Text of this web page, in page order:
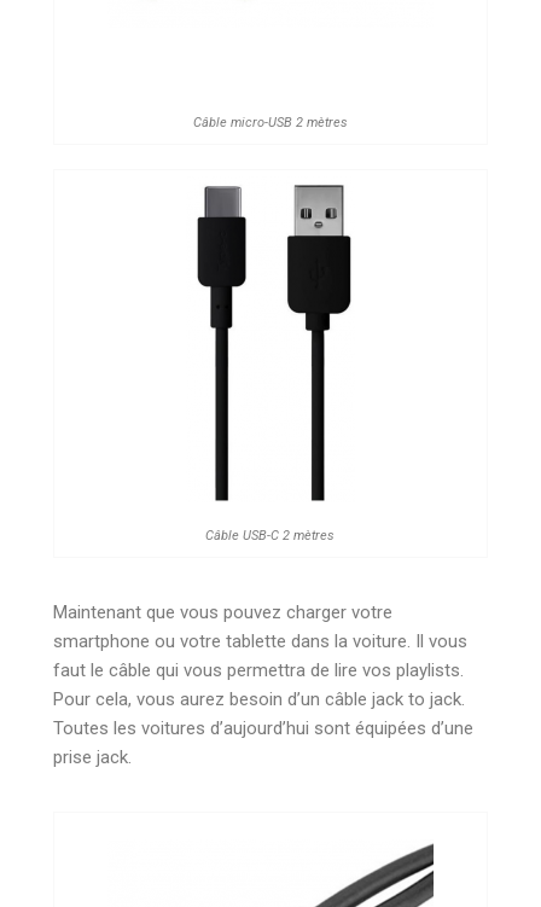
Câble micro-USB 2 mètres
Câble USB-C 2 mètres
Maintenant que vous pouvez charger votre
smartphone ou votre tablette dans la voiture. Il vous
faut le câble qui vous permettra de lire vos playlists.
Pour cela, vous aurez besoin d’un câble jack to jack.
Toutes les voitures d’aujourd’hui sont équipées d’une
prise jack.